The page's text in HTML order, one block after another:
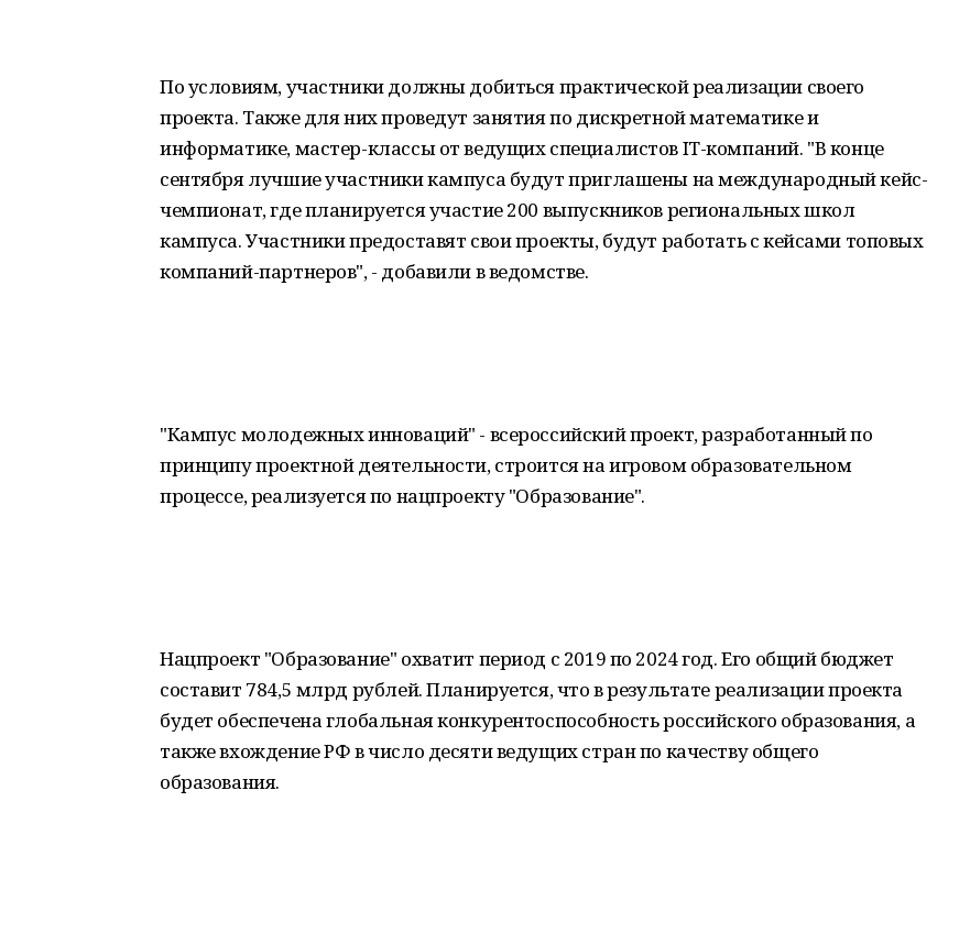
По условиям, участники должны добиться практической реализации своего
проекта. Также для них проведут занятия по дискретной математике и
информатике, мастер-классы от ведущих специалистов IT-компаний. "В конце
сентября лучшие участники кампуса будут приглашены на международный кейс-
чемпионат, где планируется участие 200 выпускников региональных школ
кампуса. Участники предоставят свои проекты, будут работать с кейсами топовых
компаний-партнеров", - добавили в ведомстве.
"Кампус молодежных инноваций" - всероссийский проект, разработанный по
принципу проектной деятельности, строится на игровом образовательном
процессе, реализуется по нацпроекту "Образование".
Нацпроект "Образование" охватит период с 2019 по 2024 год. Его общий бюджет
составит 784,5 млрд рублей. Планируется, что в результате реализации проекта
будет обеспечена глобальная конкурентоспособность российского образования, а
также вхождение РФ в число десяти ведущих стран по качеству общего
образования.